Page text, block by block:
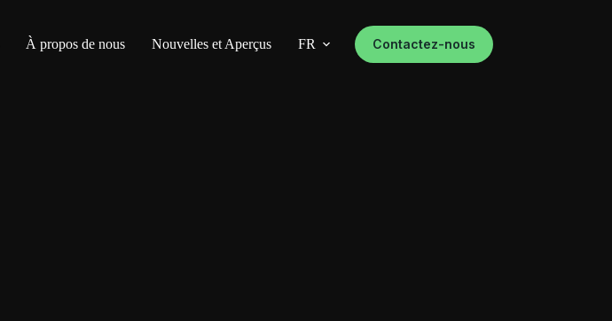
À propos de nous Nouvelles et Aperçus FR Contactez-nous